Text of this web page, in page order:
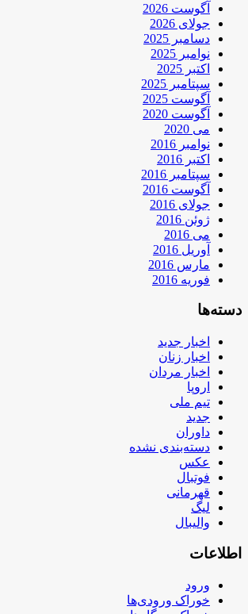
آگوست 2026
جولای 2026
دسامبر 2025
نوامبر 2025
اکتبر 2025
سپتامبر 2025
آگوست 2025
آگوست 2020
می 2020
نوامبر 2016
اکتبر 2016
سپتامبر 2016
آگوست 2016
جولای 2016
ژوئن 2016
می 2016
آوریل 2016
مارس 2016
فوریه 2016
دسته‌ها
اخبار جدید
اخبار زنان
اخبار مردان
اروپا
تیم ملی
جدید
داوران
دسته‌بندی نشده
عکس
فوتبال
قهرمانی
لیگ
والیبال
اطلاعات
ورود
خوراک ورودی‌ها